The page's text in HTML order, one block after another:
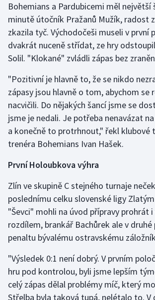
Házená
Jezdectví
Krasobruslení
Lezení
Lyže a snowboard
Moderní pětiboj
Motorsport
Olympijské hry
Parasport
Plavání
Plážový volejbal
Bohemians a Pardubicemi měl největší
minutě útočník Pražanů Mužík, radost
zkazila tyč. Východočeši museli v první
dvakrát nuceně střídat, ze hry
Solil. "Klokané" zvládli zápas bez
"Pozitivní je hlavně to, že se nikdo
zápasy jsou hlavně o tom, abychom se
nacvičili. Do nějakých šancí jsme se
jsme je nedali. Je potřeba nenavázat
a konečně to protrhnout," řekl klubové
trenéra Bohemians Ivan Hašek.
První Holoubkova výhra
Zlín ve skupině C stejného turnaje
poslednímu celku slovenské ligy
"Ševci" mohli na úvod přípravy prohrát i
rozdílem, brankář Bachůrek ale v
penaltu bývalému ostravskému
"Výsledek 0:1 není dobrý. V prvním
hru pod kontrolou, byli jsme lepším
celý zápas dělal problémy míč, který
Střelba byla taková tupá, nelétalo to. V